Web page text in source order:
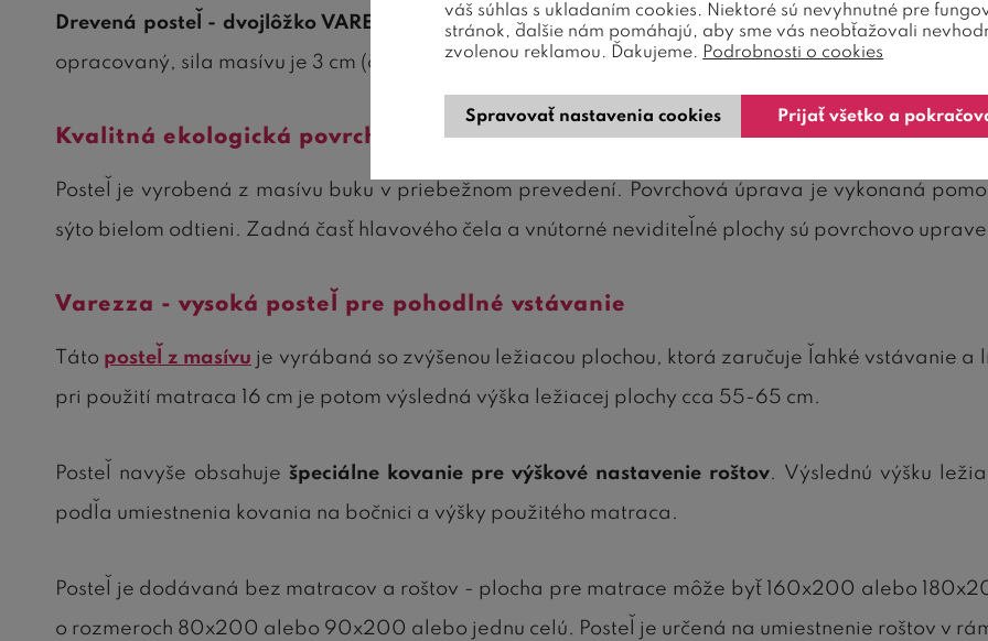
Drevená posteľ - dvojlôžko VAREZZA 5
konštrukcia tejto krásnej bielej postele je veľmi pevná
opracovaný, sila masívu je 3 cm (čelá, bočnice). Posteľ vyniká špičkovým prevedením a
Kvalitná ekologická povrchová úprava
Posteľ je vyrobená z masívu buku v priebežnom prevedení. Povrchová úprava je vykonaná
sýto bielom odtieni. Zadná časť hlavového čela a vnútorné neviditeľné plochy sú povrchovo
Varezza - vysoká posteľ pre pohodlné vstávanie
Táto posteľ z masívu je vyrábaná so zvýšenou ležiacou plochou, ktorá zaručuje ľahké vstávanie a
pri použití matraca 16 cm je potom výsledná výška ležiacej plochy cca 55-65 cm.
Posteľ navyše obsahuje špeciálne kovanie pre výškové nastavenie roštov. Výslednú výšku
podľa umiestnenia kovania na bočnici a výšky použitého matraca.
Posteľ je dodávaná bez matracov a roštov - plocha pre matrace môže byť 160x200 alebo
o rozmeroch 80x200 alebo 90x200 alebo jednu celú. Posteľ je určená na umiestnenie roštov v
váš súhlas s ukladaním cookies. Niektoré sú nevyhnutné pre
stránok, ďalšie nám pomáhajú, aby sme vás neobťažovali
zvolenou reklamou. Ďakujeme. Podrobnosti o cookies
Spravovať nastavenia cookies Prijať všetko a